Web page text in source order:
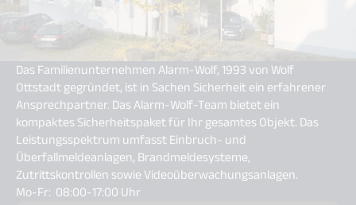
Das Familienunternehmen Alarm-Wolf, 1993 von Wolf
Ottstadt gegründet, ist in Sachen Sicherheit ein erfahrener
Ansprechpartner. Das Alarm-Wolf-Team bietet ein
kompaktes Sicherheitspaket für Ihr gesamtes Objekt. Das
Leistungsspektrum umfasst Einbruch- und
Überfallmeldeanlagen, Brandmeldesysteme,
Zutrittskontrollen sowie Videoüberwachungsanlagen.
Mo-Fr: 08:00-17:00 Uhr